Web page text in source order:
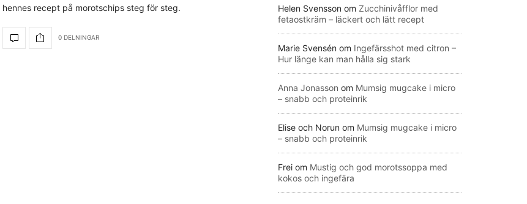
hennes recept på morotschips steg för steg.
0 DELNINGAR
Helen Svensson om Zucchinivåfflor med
fetaostkräm – läckert och lätt recept
Marie Svensén om Ingefärsshot med citron –
Hur länge kan man hålla sig stark
Anna Jonasson om Mumsig mugcake i micro
– snabb och proteinrik
Elise och Norun om Mumsig mugcake i micro
– snabb och proteinrik
Frei om Mustig och god morotssoppa med
kokos och ingefära